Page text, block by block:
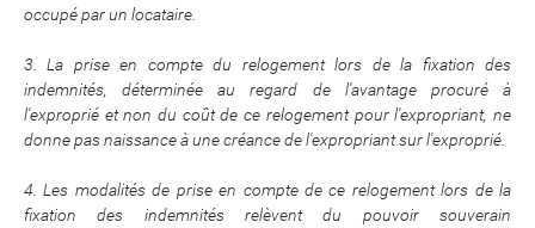
occupé par un locataire.
3. La prise en compte du relogement lors de la fixation des
indemnités, déterminée au regard de l'avantage procuré à
l'exproprié et non du coût de ce relogement pour l'expropriant, ne
donne pas naissance à une créance de l'expropriant sur l'exproprié.
4. Les modalités de prise en compte de ce relogement lors de la
fixation des indemnités relèvent du pouvoir souverain